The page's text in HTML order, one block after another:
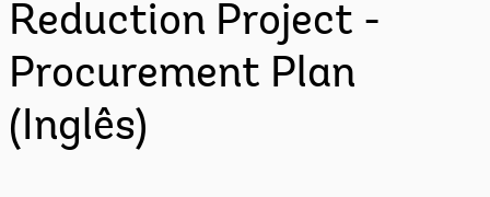
Reduction Project -
Procurement Plan
(Inglês)